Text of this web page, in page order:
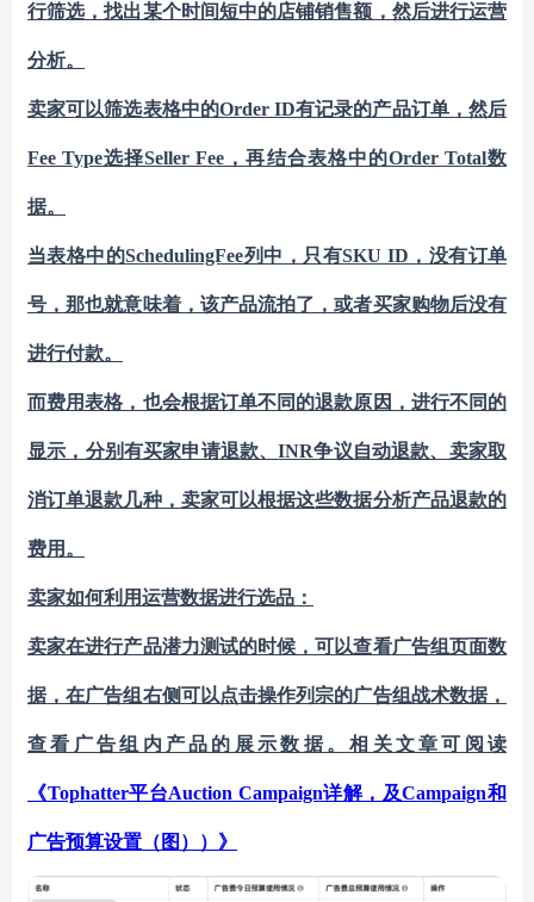
行筛选，找出某个时间短中的店铺销售额，然后进行运营
分析。
卖家可以筛选表格中的Order ID有记录的产品订单，然后
Fee Type选择Seller Fee，再结合表格中的Order Total数
据。
当表格中的SchedulingFee列中，只有SKU ID，没有订单
号，那也就意味着，该产品流拍了，或者买家购物后没有
进行付款。
而费用表格，也会根据订单不同的退款原因，进行不同的
显示，分别有买家申请退款、INR争议自动退款、卖家取
消订单退款几种，卖家可以根据这些数据分析产品退款的
费用。
卖家如何利用运营数据进行选品：
卖家在进行产品潜力测试的时候，可以查看广告组页面数
据，在广告组右侧可以点击操作列宗的广告组战术数据，
查看广告组内产品的展示数据。相关文章可阅读
《Tophatter平台Auction Campaign详解，及Campaign和
广告预算设置（图））》